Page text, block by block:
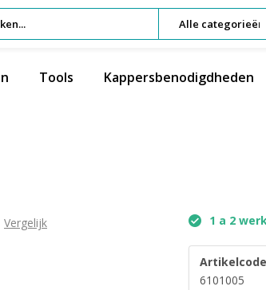
Alle categorieën
Tools Kappersbenodigdheden
Vergelijk 1 a 2
6101005